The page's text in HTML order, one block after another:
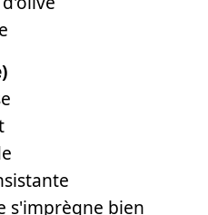
s'imprègne bien